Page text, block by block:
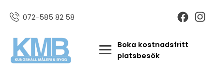
072-585 82 58
Boka kostnadsfritt
platsbesök